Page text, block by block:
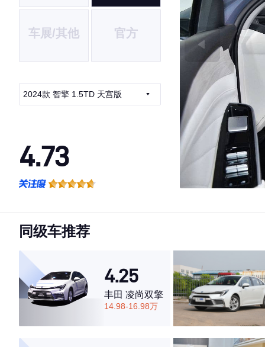
车展/其他 官方
2024款 智擎 1.5TD 天宫版
4.73
·空间表现较为优秀，优于57%同级车
同级车推荐
4.25
丰田 凌尚双擎
14.98-16.98万